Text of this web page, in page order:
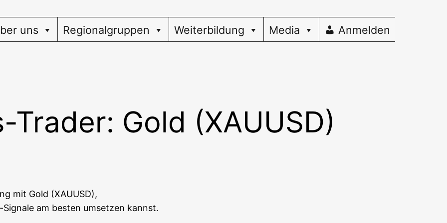
uns Regionalgruppen Weiterbildung Media Anmelden
Gold (XAUUSD)
mit Gold (XAUUSD),
am bes­ten umset­zen kannst.